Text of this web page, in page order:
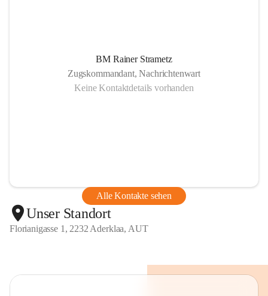
BM Rainer Strametz
Zugskommandant, Nachrichtenwart
Keine Kontaktdetails vorhanden
Alle Kontakte sehen
Unser Standort
Florianigasse 1, 2232 Aderklaa, AUT